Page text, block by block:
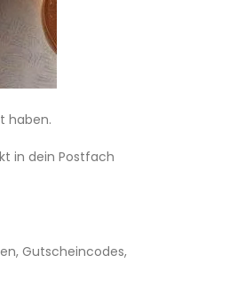
haben.
in dein Postfach
Gutscheincodes,